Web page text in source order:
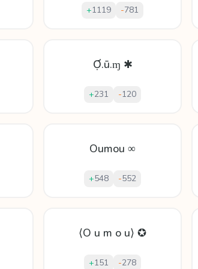
+1119 -781
Ợ.ū.ɱ ✱
+231 -120
Oumou ∞
+548 -552
⟨O u m o u⟩ ✪
+151 -278